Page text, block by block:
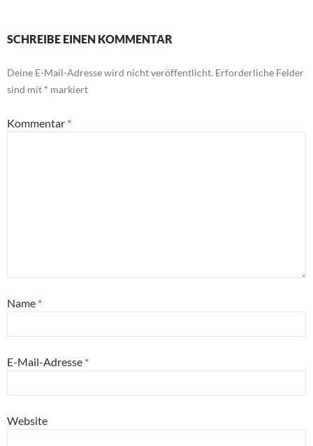
SCHREIBE EINEN KOMMENTAR
Deine E-Mail-Adresse wird nicht veröffentlicht. Erforderliche Felder
sind mit * markiert
Kommentar *
Name *
E-Mail-Adresse *
Website